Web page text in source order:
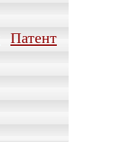
Патент